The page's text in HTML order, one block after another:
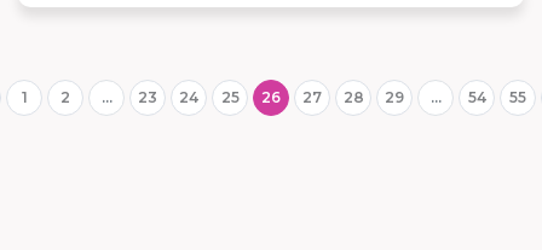
1 2 ... 23 24 25 26 27 28 29 ... 54 55